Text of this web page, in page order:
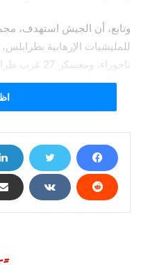
وتابع، أن الجيش استهدف،
للمليشيات الإرهابية
تاجوراء،
تسيطر عليه عدة مليشيات من
الإرهابي المتطرف، المعروفة
الجيش الليبي يهدم